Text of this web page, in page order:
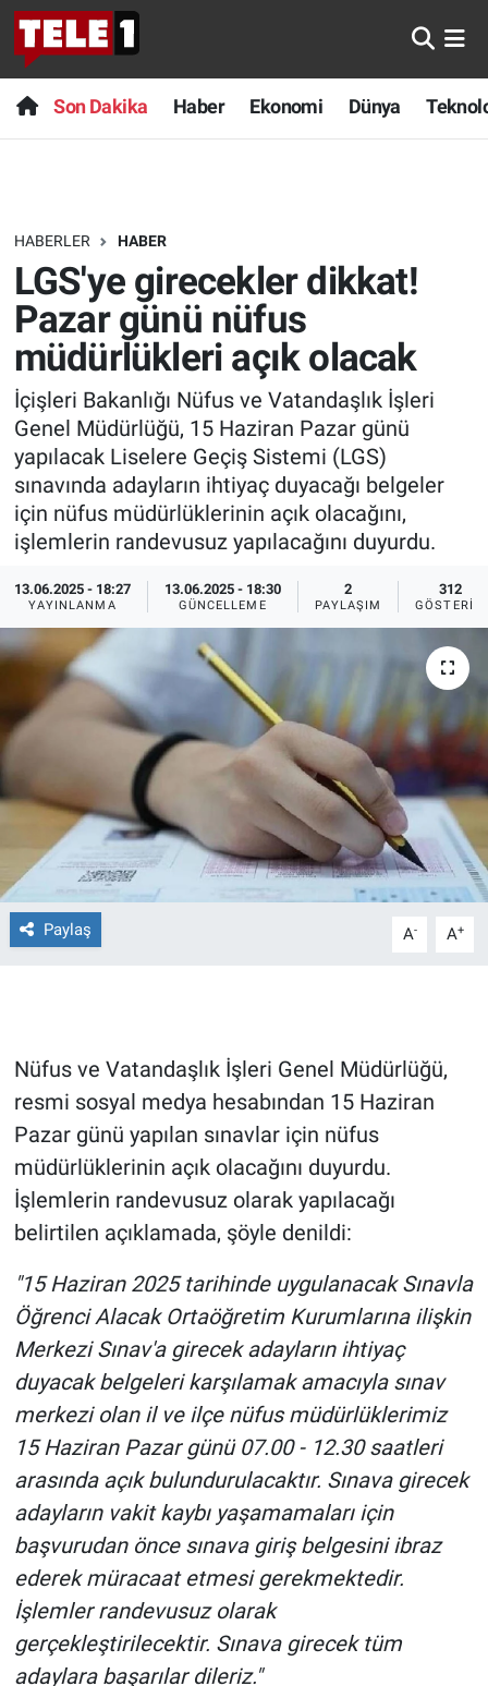
Son Dakika Haber Ekonomi Dünya
HABERLER HABER
LGS'ye girecekler dikkat!
Pazar günü nüfus
müdürlükleri açık olacak
İçişleri Bakanlığı Nüfus ve Vatandaşlık İşleri
Genel Müdürlüğü, 15 Haziran Pazar günü
yapılacak Liselere Geçiş Sistemi (LGS)
sınavında adayların ihtiyaç duyacağı belgeler
için nüfus müdürlüklerinin açık olacağını,
işlemlerin randevusuz yapılacağını duyurdu.
13.06.2025 - 18:27
YAYINLANMA
13.06.2025 - 18:30
GÜNCELLEME
2
PAYLAŞIM
312
GÖSTERIM
Paylaş A- A+
Nüfus ve Vatandaşlık İşleri Genel Müdürlüğü,
resmi sosyal medya hesabından 15 Haziran
Pazar günü yapılan sınavlar için nüfus
müdürlüklerinin açık olacağını duyurdu.
İşlemlerin randevusuz olarak yapılacağı
belirtilen açıklamada, şöyle denildi:
"15 Haziran 2025 tarihinde uygulanacak Sınavla
Öğrenci Alacak Ortaöğretim Kurumlarına ilişkin
Merkezi Sınav'a girecek adayların ihtiyaç
duyacak belgeleri karşılamak amacıyla sınav
merkezi olan il ve ilçe nüfus müdürlüklerimiz
15 Haziran Pazar günü 07.00 - 12.30 saatleri
arasında açık bulundurulacaktır. Sınava girecek
adayların vakit kaybı yaşamamaları için
başvurudan önce sınava giriş belgesini ibraz
ederek müracaat etmesi gerekmektedir.
İşlemler randevusuz olarak
gerçekleştirilecektir. Sınava girecek tüm
adaylara başarılar dileriz."
Anında Manşet
Başka Sohbetler
Bilim turu
Bilim ve Teknoloji Evreni
Doğa Konuşuyor
Dünya
Ege Saati
Ege'den Esintiler
Eğitim
Eğlence
Ekonomi
Gerçeğin İzinde
Gün Başlıyor
Gün Bitiyor
Günün görüntüsü
Haber
İlan
Koronavirüs
Kültür Sanat
Ne demişti
Nedir
Popüler
Programlar
Sağlık
Son Dakika
Haber
Dünya
Teknoloji
Sağlık
Spor
Yayın Akışı
İletişim
Nöbetçi Eczaneler
Hava Durumu
Trafik Durumu
Süper Lig Puan Durumu ve Fikstür
Tüm Manşetler
Son Dakika Haberleri
Haber Arşivi